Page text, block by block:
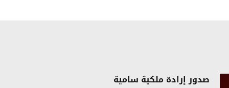
صدور إرادة ملكية سامية